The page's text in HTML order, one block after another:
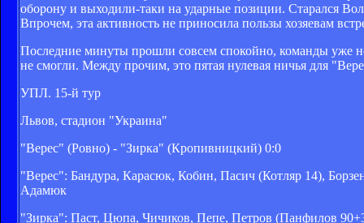
оборону и выходили-таки на ударные позиции. Старался
Впрочем, эта активность не приносила пользы хозяевам
Последние минуты прошли совсем спокойно, команды уже не
не смогли. Между прочим, это пятая нулевая ничья для
УПЛ. 15-й тур
Львов, стадион "Украина"
"Верес" (Ровно) - "Зирка" (Кропивницкий) 0:0
"Верес": Бандура, Карасюк, Кобин, Пасич (Котляр 14),
Адамюк
"Зирка": Паст, Цюпа, Чичиков, Пепе, Петров (Панфилов